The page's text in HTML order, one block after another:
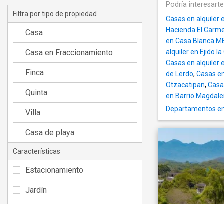
Podría
Casas en alquiler
Hacienda El
en Casa Blanca
alquiler en Ejido la
Casas en alquiler
de Lerdo, Casas
Otzacatipan,
en Barrio
Departamentos
Filtra por tipo de propiedad
Casa
Casa en Fraccionamiento
Finca
Quinta
Villa
Casa de playa
Características
Estacionamiento
Jardín